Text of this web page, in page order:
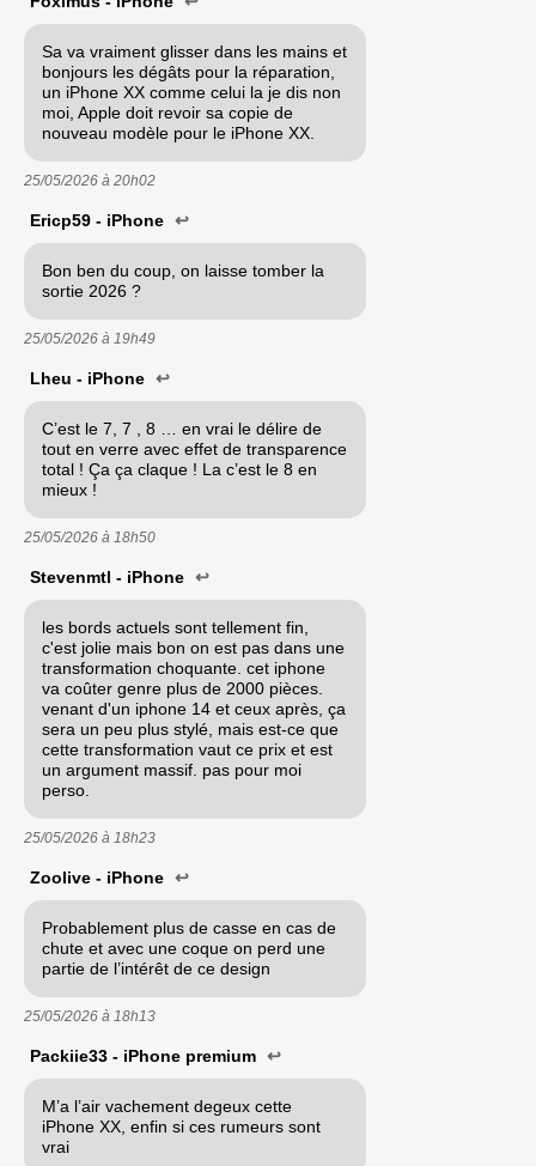
Sa va vraiment glisser dans les mains et
bonjours les dégâts pour la réparation,
un iPhone XX comme celui la je dis non
moi, Apple doit revoir sa copie de
nouveau modèle pour le iPhone XX.
25/05/2026 à 20h02
Ericp59 - iPhone ↩
Bon ben du coup, on laisse tomber la
sortie 2026 ?
25/05/2026 à 19h49
Lheu - iPhone ↩
C’est le 7, 7 , 8 … en vrai le délire de
tout en verre avec effet de transparence
total ! Ça ça claque ! La c’est le 8 en
mieux !
25/05/2026 à 18h50
Stevenmtl - iPhone ↩
les bords actuels sont tellement fin,
c'est jolie mais bon on est pas dans une
transformation choquante. cet iphone
va coûter genre plus de 2000 pièces.
venant d'un iphone 14 et ceux après, ça
sera un peu plus stylé, mais est-ce que
cette transformation vaut ce prix et est
un argument massif. pas pour moi
perso.
25/05/2026 à 18h23
Zoolive - iPhone ↩
Probablement plus de casse en cas de
chute et avec une coque on perd une
partie de l’intérêt de ce design
25/05/2026 à 18h13
Packiie33 - iPhone premium ↩
M’a l’air vachement degeux cette
iPhone XX, enfin si ces rumeurs sont
vrai